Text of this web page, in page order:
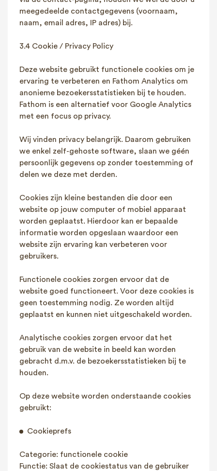
meegedeelde contactgegevens (voornaam,
naam, email adres, IP adres) bij.
3.4 Cookie / Privacy Policy
Deze website gebruikt functionele cookies om je
ervaring te verbeteren en Fathom Analytics om
anonieme bezoekersstatistieken bij te houden.
Fathom is een alternatief voor Google Analytics
met een focus op privacy.
Wij vinden privacy belangrijk. Daarom gebruiken
we enkel zelf-gehoste software, slaan we géén
persoonlijk gegevens op zonder toestemming of
delen we deze met derden.
Cookies zijn kleine bestanden die door een
website op jouw computer of mobiel apparaat
worden geplaatst. Hierdoor kan er bepaalde
informatie worden opgeslaan waardoor een
website zijn ervaring kan verbeteren voor
gebruikers.
Functionele cookies zorgen ervoor dat de
website goed functioneert. Voor deze cookies is
geen toestemming nodig. Ze worden altijd
geplaatst en kunnen niet uitgeschakeld worden.
Analytische cookies zorgen ervoor dat het
gebruik van de website in beeld kan worden
gebracht d.m.v. de bezoekersstatistieken bij te
houden.
Op deze website worden onderstaande cookies
gebruikt:
Cookieprefs
Categorie: functionele cookie
Functie: Slaat de cookiestatus van de gebruiker